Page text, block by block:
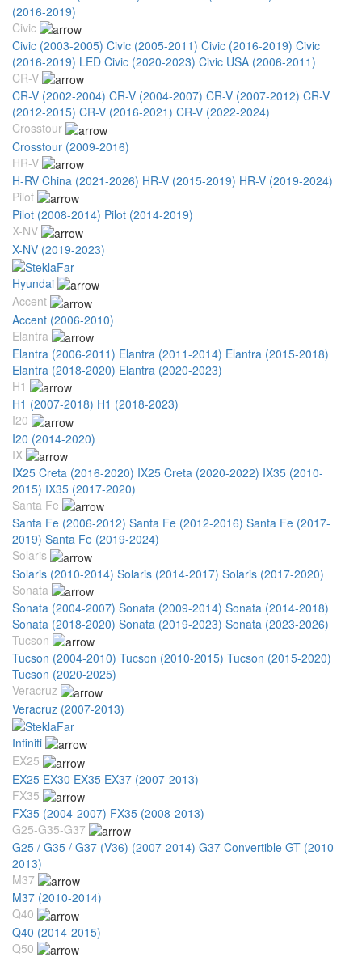
(2016-2019)
Civic
Civic (2003-2005) Civic (2005-2011) Civic (2016-2019) Civic
(2016-2019) LED Civic (2020-2023) Civic USA (2006-2011)
CR-V
CR-V (2002-2004) CR-V (2004-2007) CR-V (2007-2012) CR-V
(2012-2015) CR-V (2016-2021) CR-V (2022-2024)
Crosstour
Crosstour (2009-2016)
HR-V
H-RV China (2021-2026) HR-V (2015-2019) HR-V (2019-2024)
Pilot
Pilot (2008-2014) Pilot (2014-2019)
X-NV
X-NV (2019-2023)
Hyundai
Accent
Accent (2006-2010)
Elantra
Elantra (2006-2011) Elantra (2011-2014) Elantra (2015-2018)
Elantra (2018-2020) Elantra (2020-2023)
H1
H1 (2007-2018) H1 (2018-2023)
I20
I20 (2014-2020)
IX
IX25 Creta (2016-2020) IX25 Creta (2020-2022) IX35 (2010-
2015) IX35 (2017-2020)
Santa Fe
Santa Fe (2006-2012) Santa Fe (2012-2016) Santa Fe (2017-
2019) Santa Fe (2019-2024)
Solaris
Solaris (2010-2014) Solaris (2014-2017) Solaris (2017-2020)
Sonata
Sonata (2004-2007) Sonata (2009-2014) Sonata (2014-2018)
Sonata (2018-2020) Sonata (2019-2023) Sonata (2023-2026)
Tucson
Tucson (2004-2010) Tucson (2010-2015) Tucson (2015-2020)
Tucson (2020-2025)
Veracruz
Veracruz (2007-2013)
Infiniti
EX25
EX25 EX30 EX35 EX37 (2007-2013)
FX35
FX35 (2004-2007) FX35 (2008-2013)
G25-G35-G37
G25 / G35 / G37 (V36) (2007-2014) G37 Convertible GT (2010-
2013)
M37
M37 (2010-2014)
Q40
Q40 (2014-2015)
Q50